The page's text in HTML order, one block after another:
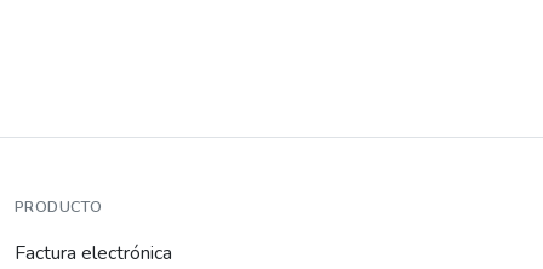
PRODUCTO
Factura electrónica